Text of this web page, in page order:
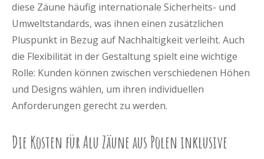
diese Zäune häufig internationale Sicherheits- und
Umweltstandards, was ihnen einen zusätzlichen
Pluspunkt in Bezug auf Nachhaltigkeit verleiht. Auch
die Flexibilität in der Gestaltung spielt eine wichtige
Rolle: Kunden können zwischen verschiedenen Höhen
und Designs wählen, um ihren individuellen
Anforderungen gerecht zu werden.
Die Kosten für Alu Zäune aus Polen inklusive